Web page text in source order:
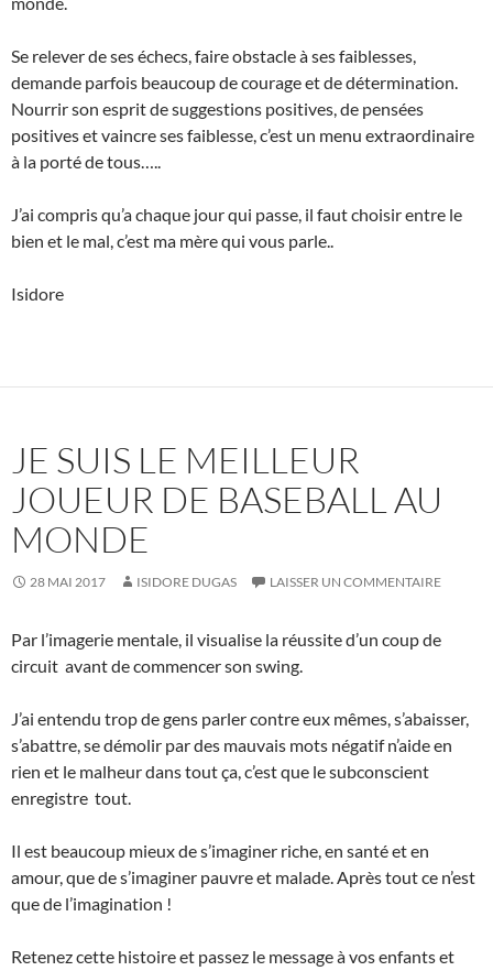
Se relever de ses échecs, faire obstacle à ses faiblesses,
demande parfois beaucoup de courage et de détermination.
Nourrir son esprit de suggestions positives, de pensées
positives et vaincre ses faiblesse, c’est un menu extraordinaire
à la porté de tous…..
J’ai compris qu’a chaque jour qui passe, il faut choisir entre le
bien et le mal, c’est ma mère qui vous parle..
Isidore
JE SUIS LE MEILLEUR
JOUEUR DE BASEBALL AU
MONDE
28 MAI 2017 ISIDORE DUGAS LAISSER UN COMMENTAIRE
Par l’imagerie mentale, il visualise la réussite d’un coup de
circuit avant de commencer son swing.
J’ai entendu trop de gens parler contre eux mêmes, s’abaisser,
s’abattre, se démolir par des mauvais mots négatif n’aide en
rien et le malheur dans tout ça, c’est que le subconscient
enregistre tout.
Il est beaucoup mieux de s’imaginer riche, en santé et en
amour, que de s’imaginer pauvre et malade. Après tout ce n’est
que de l’imagination !
Retenez cette histoire et passez le message à vos enfants et